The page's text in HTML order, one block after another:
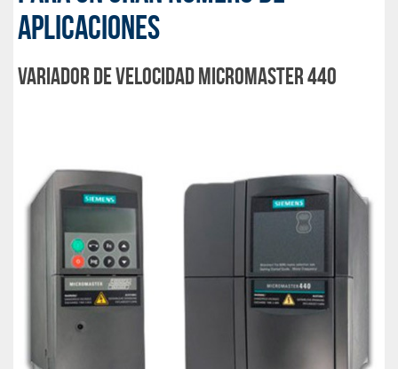
aplicaciones
VARIADOR DE VELOCIDAD MICROMASTER 440